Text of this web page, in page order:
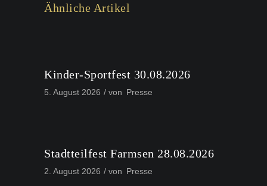
Ähnliche Artikel
Kinder-Sportfest 30.08.2026
5. August 2026 von Presse
Stadtteilfest Farmsen 28.08.2026
2. August 2026 von Presse